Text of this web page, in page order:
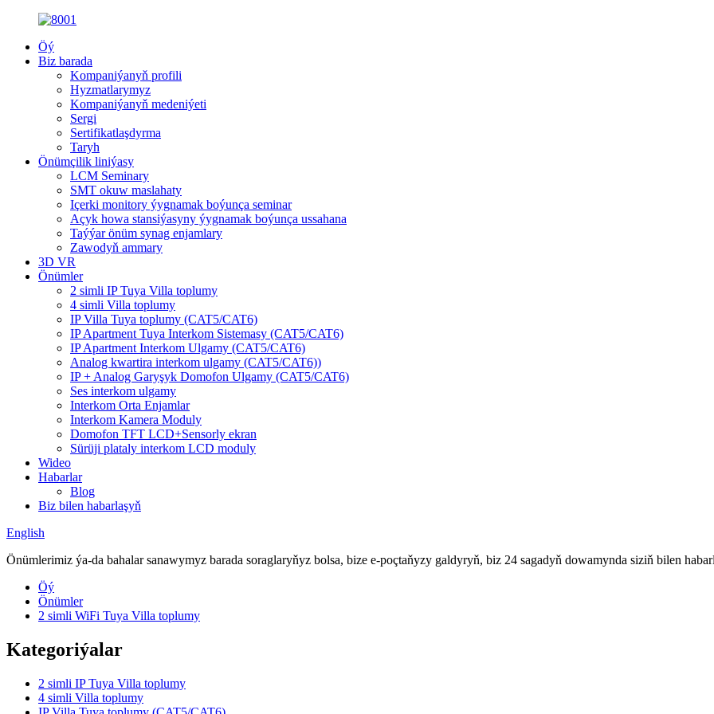
Öý
Biz barada
Kompaniýanyň profili
Hyzmatlarymyz
Kompaniýanyň medeniýeti
Sergi
Sertifikatlaşdyrma
Taryh
Önümçilik liniýasy
LCM Seminary
SMT okuw maslahaty
Içerki monitory ýygnamak boýunça seminar
Açyk howa stansiýasyny ýygnamak boýunça ussahana
Taýýar önüm synag enjamlary
Zawodyň ammary
3D VR
Önümler
2 simli IP Tuya Villa toplumy
4 simli Villa toplumy
IP Villa Tuya toplumy (CAT5/CAT6)
IP Apartment Tuya Interkom Sistemasy (CAT5/CAT6)
IP Apartment Interkom Ulgamy (CAT5/CAT6)
Analog kwartira interkom ulgamy (CAT5/CAT6))
IP + Analog Garyşyk Domofon Ulgamy (CAT5/CAT6)
Ses interkom ulgamy
Interkom Orta Enjamlar
Interkom Kamera Moduly
Domofon TFT LCD+Sensorly ekran
Sürüji plataly interkom LCD moduly
Wideo
Habarlar
Blog
Biz bilen habarlaşyň
English
Önümlerimiz ýa-da bahalar sanawymyz barada soraglaryňyz bolsa, bize e-poçtaňyzy galdyryň, biz 24 sagadyň dowamynda siziň bilen
Öý
Önümler
2 simli WiFi Tuya Villa toplumy
Kategoriýalar
2 simli IP Tuya Villa toplumy
4 simli Villa toplumy